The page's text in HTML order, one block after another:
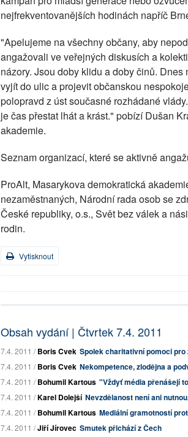
nejfrekventovanějších hodinách napříč
"Apelujeme na všechny občany, aby
angažovali ve veřejných diskusích a
názory. Jsou doby klidu a doby činů.
vyjít do ulic a projevit občanskou
polopravd z úst současné rozhádané
je čas přestat lhát a krást." pobízí Dušan
akademie.
Seznam organizací, které se aktivně
ProAlt, Masarykova demokratická
nezaměstnaných, Národní rada osob se
České republiky, o.s., Svět bez válek a
rodin.
Vytisknout
Obsah vydání | Čtvrtek 7.4. 2011
7.4. 2011 /Boris Cvek Spolek charitativní pomoci pro
7.4. 2011 /Boris Cvek Nekompetence, zlodějna a
7.4. 2011 /Bohumil Kartous "Vždyť média přenášejí
7.4. 2011 /Karel Dolejší Nevzdělanost není ani
7.4. 2011 /Bohumil Kartous Mediální gramotností
7.4. 2011 /Jiří Jírovec Smutek přichází z Čech